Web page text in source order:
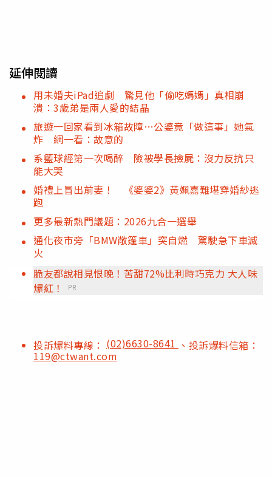
延伸閱讀
用未婚夫iPad追劇 驚見他「偷吃媽媽」真相崩
潰：3歲弟是兩人愛的結晶
旅遊一回家看到冰箱故障…公婆竟「做這事」她氣
炸 網一看：故意的
系籃球經第一次喝醉 險被學長撿屍：沒力反抗只
能大哭
婚禮上冒出前妻！ 《婆婆2》黃姵嘉難堪穿婚紗逃
跑
更多最新熱門議題：2026九合一選舉
通化夜市旁「BMW敞篷車」突自燃 駕駛急下車滅
火
脆友都說相見恨晚！苦甜72%比利時巧克力 大人味
爆紅！
PR
投訴爆料專線： (02)6630-8641 、投訴爆料信箱：
119@ctwant.com